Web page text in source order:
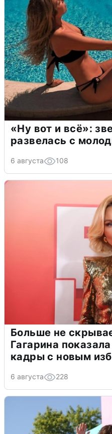
«Ну вот и всё»:
развелась с
6 августа 108
Больше не
Гагарина
кадры с новым
6 августа 228